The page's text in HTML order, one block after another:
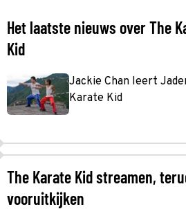
Het laatste nieuws over The
Kid
Jackie Chan leert
Karate Kid
The Karate Kid streamen,
vooruitkijken